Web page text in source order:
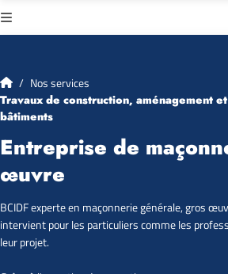
Nos services
Entreprise de
œuvre
Travaux de construction, aménagement
bâtiments
BCIDF experte en maçonnerie générale, gros
intervient pour les particuliers comme les
leur projet.